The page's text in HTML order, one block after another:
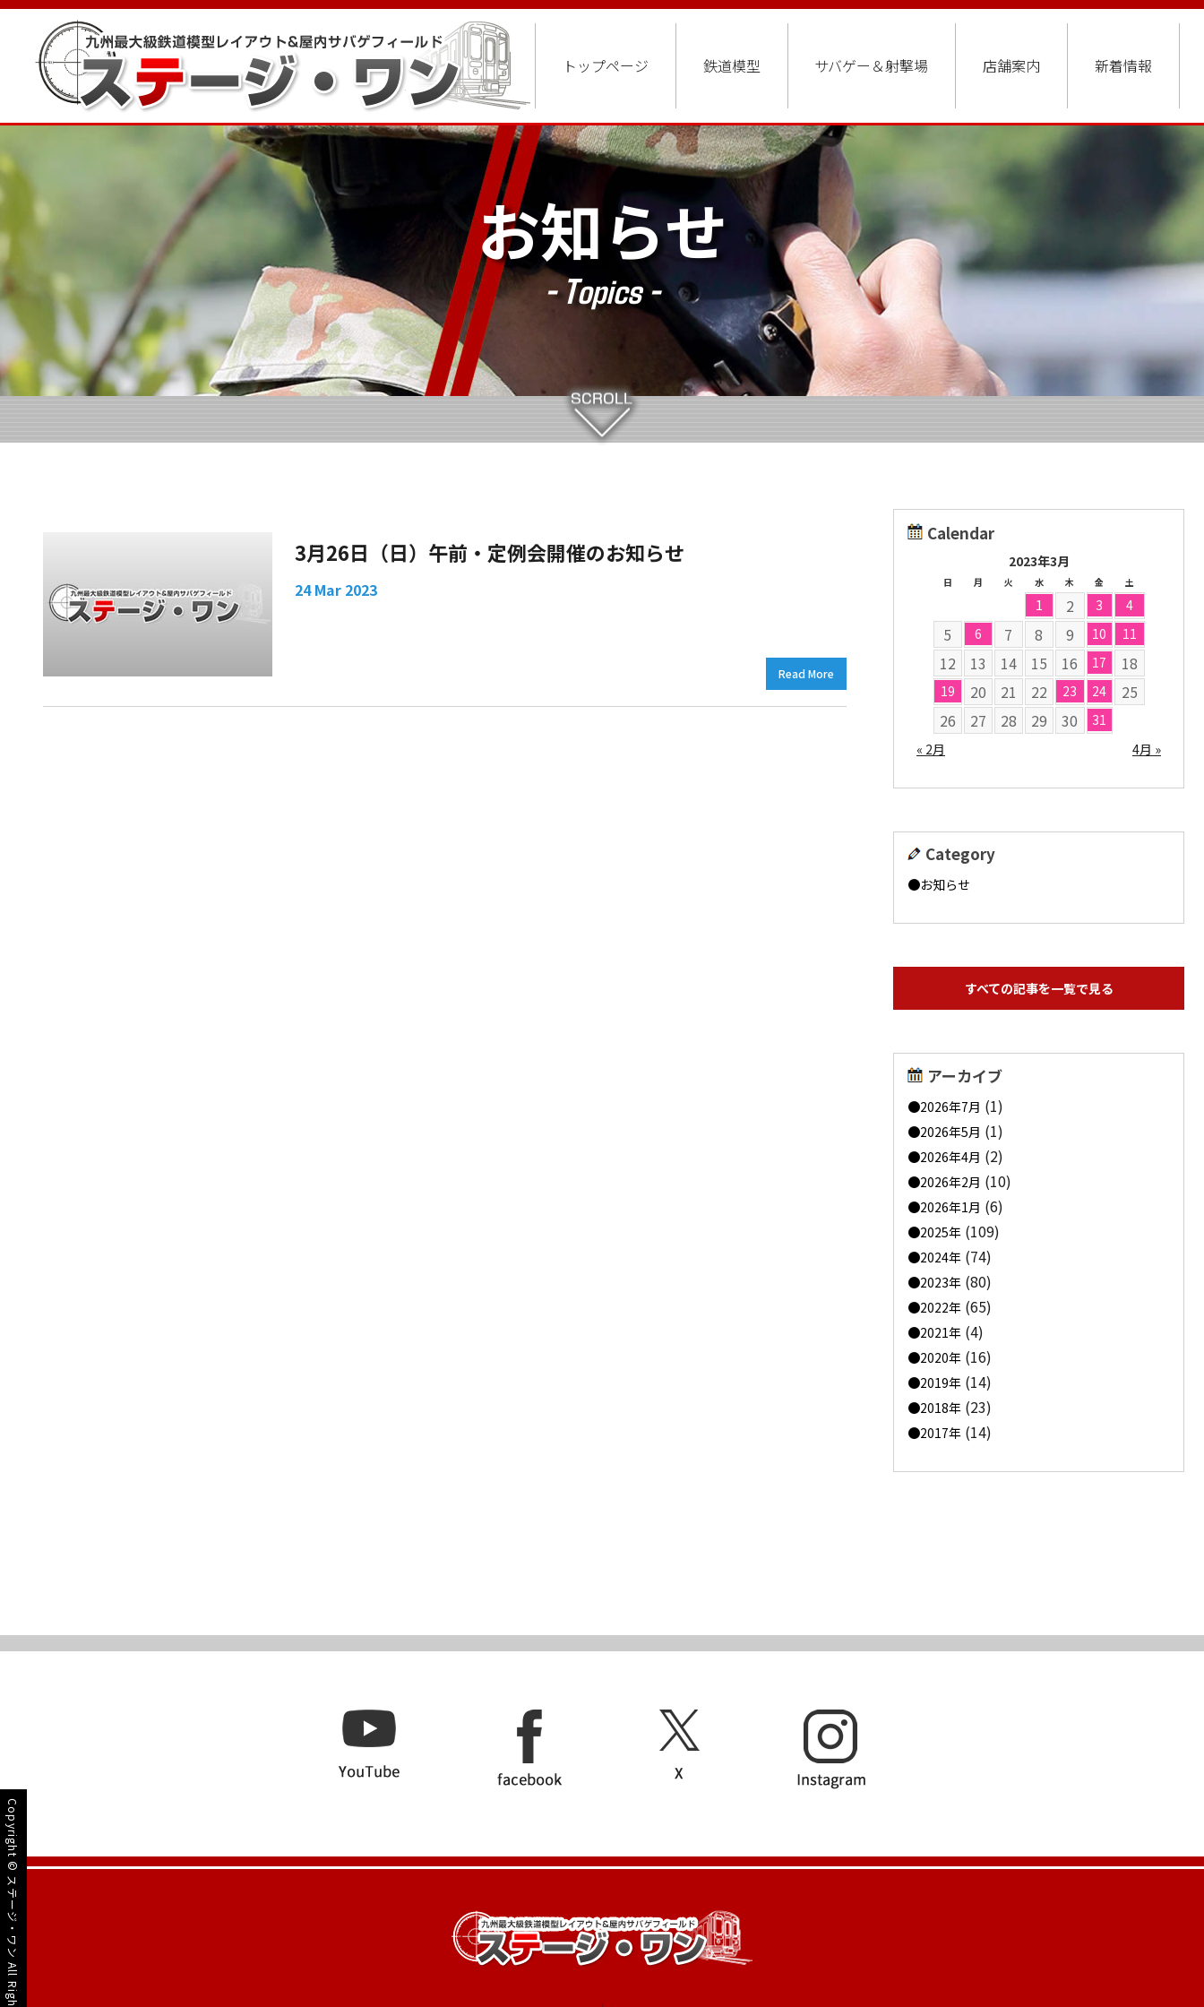
トップページ 鉄道模型 サバゲー＆射撃場 店舗案内 新着情報
お知らせ
- Topics -
3月26日（日）午前・定例会開催のお知らせ
24 Mar 2023
Read More
Calendar
2023年3月
日 月 火 水 木 金 土
1 2 3 4
5 6 7 8 9 10 11
12 13 14 15 16 17 18
19 20 21 22 23 24
25
26
27 28 29 30
31
« 2月
4月 »
Category
お知らせ
すべての記事を一覧で見る
アーカイブ
2026年7月 (1)
2026年5月 (1)
2026年4月 (2)
2026年2月 (10)
2026年1月 (6)
2025年 (109)
2024年 (74)
2023年 (80)
2022年 (65)
2021年 (4)
2020年 (16)
2019年 (14)
2018年 (23)
2017年 (14)
Copyright ©
ステージ・ワン